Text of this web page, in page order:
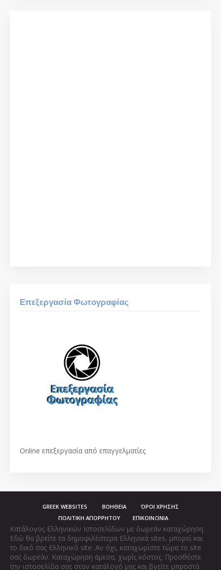
Επεξεργασία Φωτογραφίας
Οnline επεξεργασία από επαγγελματίες
GREEK WEBSITES ΒΟΗΘΕΙΑ
ΌΡΟΙ ΧΡΗΣΗΣ
ΠΟΛΙΤΙΚΗ ΑΠΟΡΡΗΤΟΥ
ΕΠΙΚΟΙΝΩΝΙΑ
Κατάλογος Ελληνικών Ιστοσελίδων με δωρεάν καταχώρηση.
Εδώ θα βρείτε τα δημοφιλέστερα Ελληνικά sites, μπορεί και
το δικό σας Ελληνικό site. Αν όχι, καταχωρίστε τώρα το site
σας δωρεάν. Καταχώρηση άμεσα, χωρίς κόστος. Προσθέστε
την ιστοσελίδα σας στον κατάλογό μας και βγείτε μπροστά